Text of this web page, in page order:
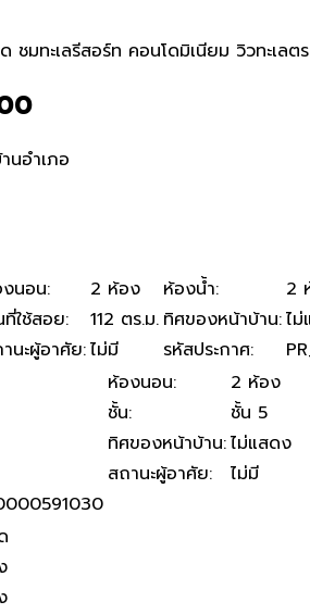
คอนโด ชมทะเลรี
ชมทะเลรีสอร์ท คอนโดมิเนียม วิวทะเลต
นอำเภอ
นอน: 2 ห้อง ห้องน้ำ:
2
ใช้สอย: 112 ตร.ม. ทิศของหน้าบ้าน:ไ
นะผู้อาศัย:ไม่มี รหัสประกาศ:
ห้องนอน:
2 ห้อง
ชั้น:
ชั้น 5
ทิศของหน้าบ้าน:ไม่แสดง
สถานะผู้อาศัย:
ไม่มี